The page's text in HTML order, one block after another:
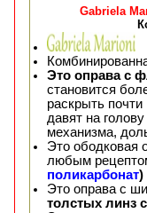
Gabriela
Это оправа с
становится
раскрыть
давят на
механизма,
Это ободковая
любым
поликарбонат)
Это оправа с
толстых линз